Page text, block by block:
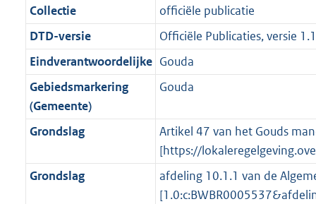
n
f
o
r
m
a
a
K
b
i
n
f
o
r
m
a
t
K
b
e
i
n
f
o
r
m
a
K
b
i
e
i
n
f
o
r
a
2
5
K
b
g
r
o
o
t
e
:
3
K
b
s
g
r
t
:
2
K
Collectie
officiële publicatie
DTD-versie
Officiële Publicaties, versie 1.1
Eindverantwoordelijke Gouda
Gebiedsmarkering
(Gemeente)
Gouda
Grondslag
Artikel 47 van het Gouds
[https://
Grondslag
afdeling 10.1.1 van de